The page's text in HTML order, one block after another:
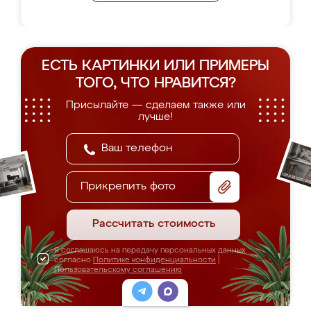
ЕСТЬ КАРТИНКИ ИЛИ ПРИМЕРЫ
ТОГО, ЧТО НРАВИТСЯ?
Присылайте — сделаем также или
лучше!
Прикрепить фото
Рассчитать стоимость
Я соглашаюсь на передачу персональных данных
согласно Политике конфиденциальности
Пользовательскому соглашению